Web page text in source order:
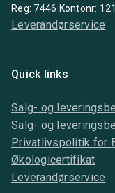
Reg: 7446 Kontonr:
Leverandørservice
Quick links
Salg- og
Salg- og
Privatlivspolitik for
Økologicertifikat
Leverandørservice